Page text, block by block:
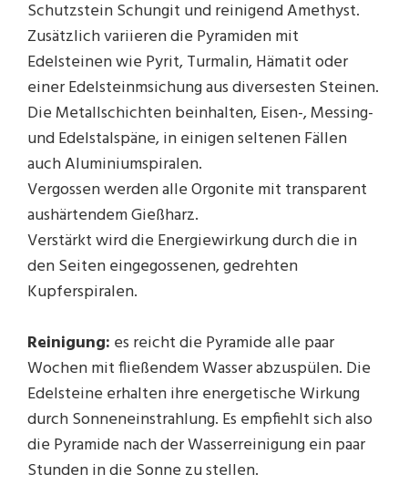
Schutzstein Schungit und reinigend Amethyst.
Zusätzlich variieren die Pyramiden mit
Edelsteinen wie Pyrit, Turmalin, Hämatit oder
einer Edelsteinmsichung aus diversesten Steinen.
Die Metallschichten beinhalten, Eisen-, Messing-
und Edelstalspäne, in einigen seltenen Fällen
auch Aluminiumspiralen.
Vergossen werden alle Orgonite mit transparent
aushärtendem Gießharz.
Verstärkt wird die Energiewirkung durch die in
den Seiten eingegossenen, gedrehten
Kupferspiralen.
Reinigung: es reicht die Pyramide alle paar
Wochen mit fließendem Wasser abzuspülen. Die
Edelsteine erhalten ihre energetische Wirkung
durch Sonneneinstrahlung. Es empfiehlt sich also
die Pyramide nach der Wasserreinigung ein paar
Stunden in die Sonne zu stellen.